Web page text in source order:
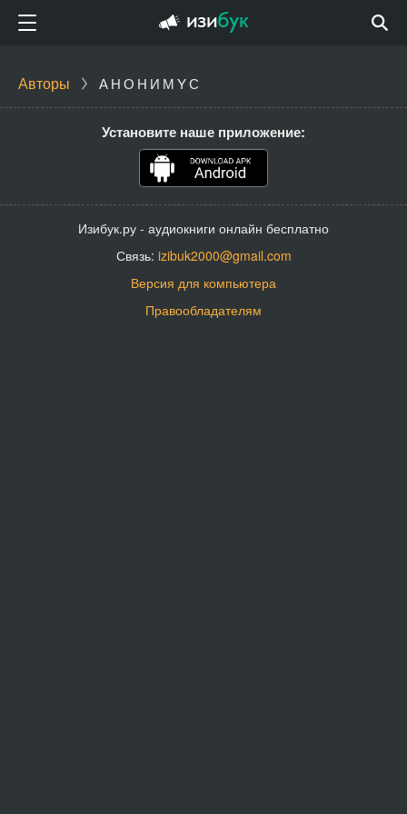
Авторы АНОНИМYС
Установите наше приложение:
Изибук.ру - аудиокниги онлайн бесплатно
Связь: izibuk2000@gmail.com
Версия для компьютера
Правообладателям